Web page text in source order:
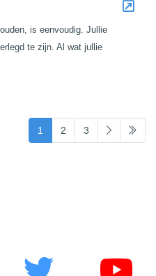
is eenvoudig. Jullie
te zijn. Al wat jullie
1 (current)
2 3